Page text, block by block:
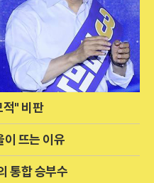
적" 비판
이 뜨는 이유
통합 승부수